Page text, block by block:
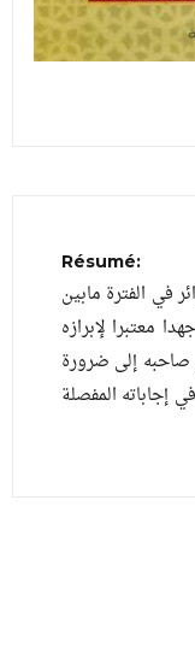
Résumé:
في الفترة مابين
معتبرا لإبرازه
صاحبه إلى ضرورة
إجاباته المفصلة